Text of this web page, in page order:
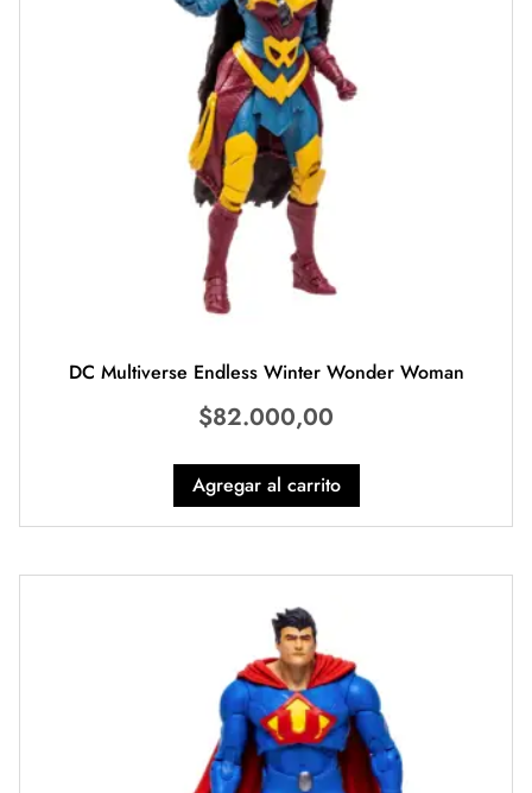
DC Multiverse Endless Winter Wonder Woman
$82.000,00
Agregar al carrito